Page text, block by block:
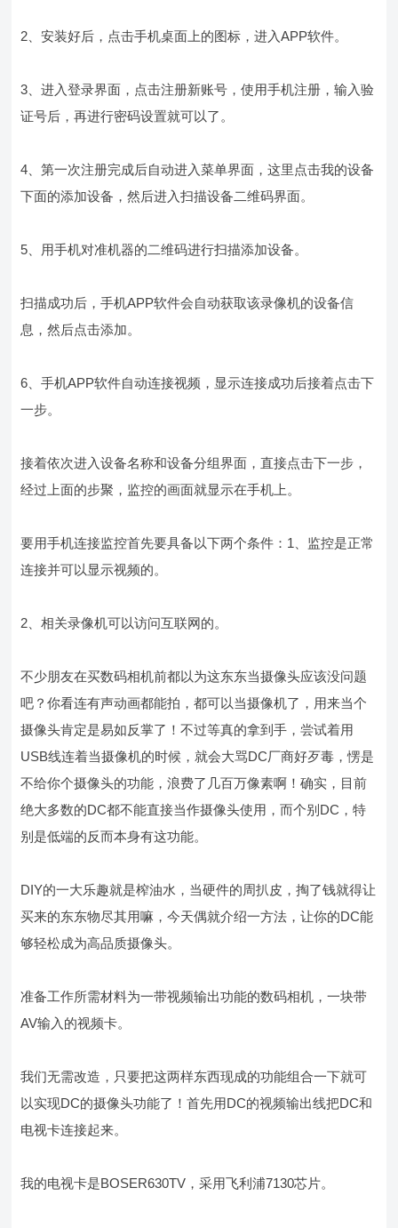
2、安装好后，点击手机桌面上的图标，进入APP软件。
3、进入登录界面，点击注册新账号，使用手机注册，输入验
证号后，再进行密码设置就可以了。
4、第一次注册完成后自动进入菜单界面，这里点击我的设备
下面的添加设备，然后进入扫描设备二维码界面。
5、用手机对准机器的二维码进行扫描添加设备。
扫描成功后，手机APP软件会自动获取该录像机的设备信
息，然后点击添加。
6、手机APP软件自动连接视频，显示连接成功后接着点击下
一步。
接着依次进入设备名称和设备分组界面，直接点击下一步，
经过上面的步聚，监控的画面就显示在手机上。
要用手机连接监控首先要具备以下两个条件：1、监控是正常
连接并可以显示视频的。
2、相关录像机可以访问互联网的。
不少朋友在买数码相机前都以为这东东当摄像头应该没问题
吧？你看连有声动画都能拍，都可以当摄像机了，用来当个
摄像头肯定是易如反掌了！不过等真的拿到手，尝试着用
USB线连着当摄像机的时候，就会大骂DC厂商好歹毒，愣是
不给你个摄像头的功能，浪费了几百万像素啊！确实，目前
绝大多数的DC都不能直接当作摄像头使用，而个别DC，特
别是低端的反而本身有这功能。
DIY的一大乐趣就是榨油水，当硬件的周扒皮，掏了钱就得让
买来的东东物尽其用嘛，今天偶就介绍一方法，让你的DC能
够轻松成为高品质摄像头。
准备工作所需材料为一带视频输出功能的数码相机，一块带
AV输入的视频卡。
我们无需改造，只要把这两样东西现成的功能组合一下就可
以实现DC的摄像头功能了！首先用DC的视频输出线把DC和
电视卡连接起来。
我的电视卡是BOSER630TV，采用飞利浦7130芯片。